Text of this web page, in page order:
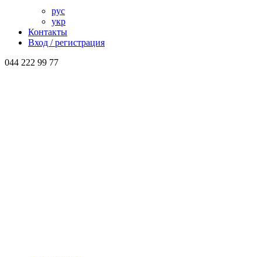
рус
укр
Контакты
Вход / регистрация
044 222 99 77